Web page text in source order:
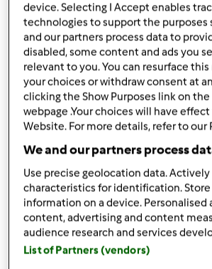
Partilhar receita
Criar uma
Ingredientes
Bimbal de Maçã
800gMaçã (com casca, sem
aos bocados)
60gaçúcar
1200g água
Sumo de meio limão
device. Selecting I Accept enables
technologies to support the purposes
and our partners process data to
disabled, some content and ads you
relevant to you. You can resurface
your choices or withdraw consent at
clicking the Show Purposes link on
webpage .Your choices will have
Website. For more details, refer to our
We and our partners process
Use precise geolocation data.
characteristics for identification.
information on a device. Personalised
content, advertising and content
audience research and services
List of Partners (vendors)